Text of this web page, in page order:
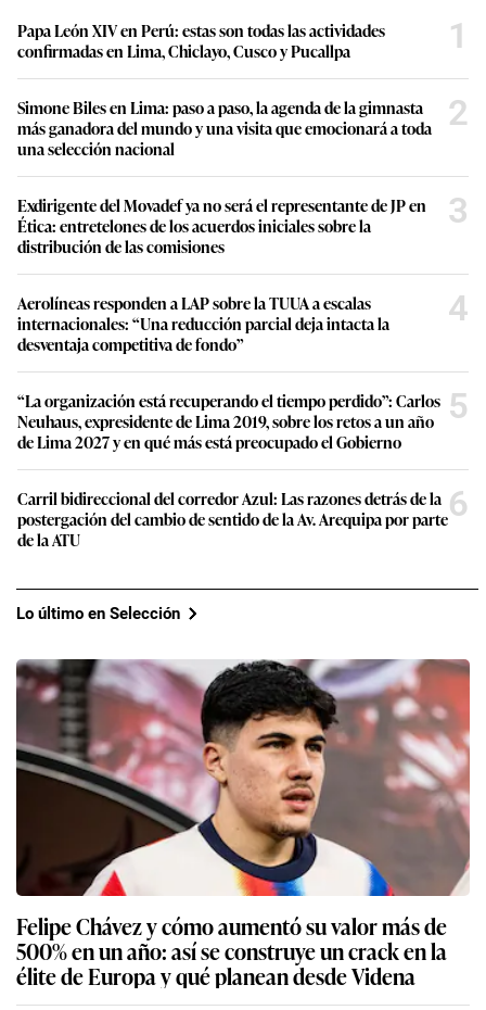
Papa León XIV en Perú: estas son todas las actividades
confirmadas en Lima, Chiclayo, Cusco y Pucallpa
1
Simone Biles en Lima: paso a paso, la agenda de la gimnasta
más ganadora del mundo y una visita que emocionará a toda
una selección nacional
2
Exdirigente del Movadef ya no será el representante de JP en
Ética: entretelones de los acuerdos iniciales sobre la
distribución de las comisiones
3
Aerolíneas responden a LAP sobre la TUUA a escalas
internacionales: “Una reducción parcial deja intacta la
desventaja competitiva de fondo”
4
“La organización está recuperando el tiempo perdido”: Carlos
Neuhaus, expresidente de Lima 2019, sobre los retos a un año
de Lima 2027 y en qué más está preocupado el Gobierno
5
Carril bidireccional del corredor Azul: Las razones detrás de la
postergación del cambio de sentido de la Av. Arequipa por parte
de la ATU
6
Lo último en Selección
Felipe Chávez y cómo aumentó su valor más de
500% en un año: así se construye un crack en la
élite de Europa y qué planean desde Videna